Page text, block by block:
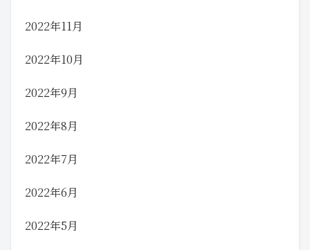
2022年11月
2022年10月
2022年9月
2022年8月
2022年7月
2022年6月
2022年5月